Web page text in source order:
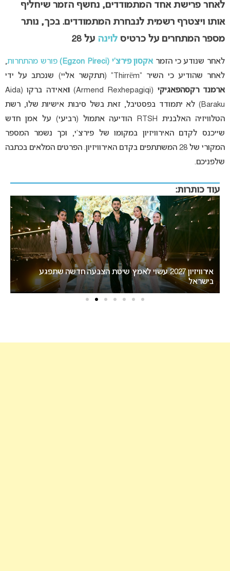
לאחר פרישת אחד המתמודדים, נחשף הזמר שיחליף
אותו ויצטרף רשמית לנבחרת המתמודדים. בכך, נותר
מספר המתחרים על כרטיס לוינה על 28
לאחר שנודע כי הזמראקסון פירצ’י (Egzon Pireci) פורש מהתחרות,
לאחר שהודיע כי השיר “Thirrëm” (תתקשר אליי) שנכתב על ידי
ארמנד רקסהפאגיקי (Armend Rexhepagiqi) ו
אאידה ברקו (Aida
Baraku)
לא יתמודד בפסטיבל, זאת בשל סיבות אישיות שלו, רשת
הטלוויזיה האלבנית RTSH הודיעה אתמול (רביעי) על אמן חדש
שייכנס לקדם האירוויזיון במקומו של פירצ’י, וכך נשמר המספר
המקורי של 28 המשתתפים בקדם האירוויזיון. הפרטים המלאים בכתבה
שלפניכם.
עוד כותרות:
“אני צריכה לשתף אתכם במשהו חשוב”: הכרזתה של זוכת
האירוויזיון מסעירה את הרשת